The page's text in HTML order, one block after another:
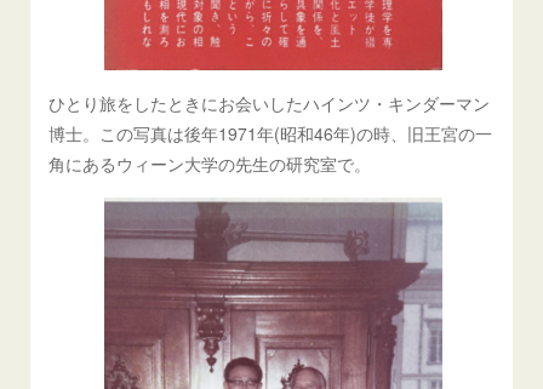
ひとり旅をしたときにお会いしたハインツ・キンダーマン
博士。この写真は後年1971年(昭和46年)の時、旧王宮の一
角にあるウィーン大学の先生の研究室で。